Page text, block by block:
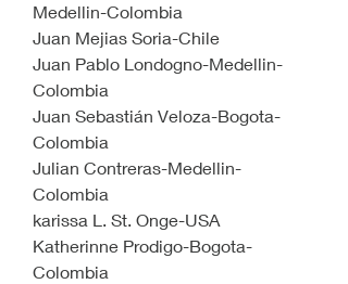
Medellin-Colombia
Juan Mejias Soria-Chile
Juan Pablo Londogno-Medellin-
Colombia
Juan Sebastián Veloza-Bogota-
Colombia
Julian Contreras-Medellin-
Colombia
karissa L. St. Onge-USA
Katherinne Prodigo-Bogota-
Colombia